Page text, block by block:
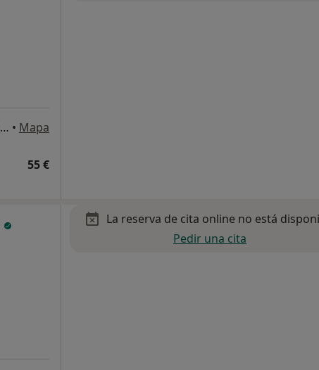
Avenida del Tivoli, 17, local 8 9, Benalmádena Costa • Mapa
55 €
La reserva de cita online no está
Pedir una cita